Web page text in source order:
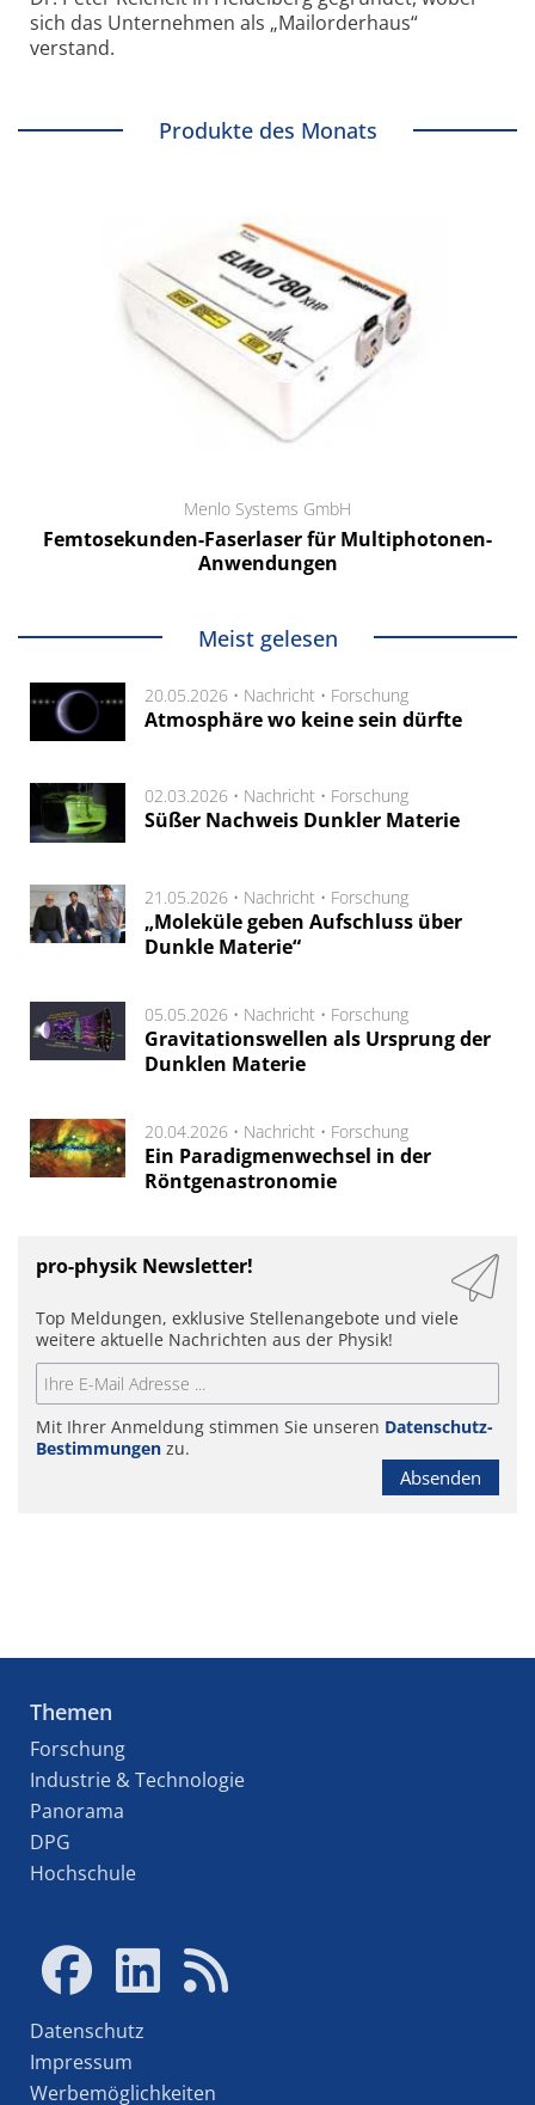
sich das Unternehmen als „Mailorderhaus“
verstand.
Produkte des Monats
Menlo Systems GmbH
Femtosekunden-Faserlaser für Multiphotonen-
Anwendungen
Meist gelesen
20.05.2026 • Nachricht • Forschung
Atmosphäre wo keine sein dürfte
02.03.2026 • Nachricht • Forschung
Süßer Nachweis Dunkler Materie
21.05.2026 • Nachricht • Forschung
„Moleküle geben Aufschluss über
Dunkle Materie“
05.05.2026 • Nachricht • Forschung
Gravitationswellen als Ursprung der
Dunklen Materie
20.04.2026 • Nachricht • Forschung
Ein Paradigmenwechsel in der
Röntgenastronomie
pro-physik Newsletter!
Top Meldungen, exklusive Stellenangebote und viele
weitere aktuelle Nachrichten aus der Physik!
Mit Ihrer Anmeldung stimmen Sie unseren Datenschutz-
Bestimmungen zu.
Absenden
Themen
Forschung
Industrie & Technologie
Panorama
DPG
Hochschule
Datenschutz
Impressum
Werbemöglichkeiten